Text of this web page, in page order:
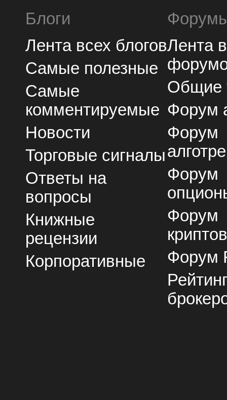
Блоги
Лента всех блогов
Самые полезные
Самые
комментируемые
Новости
Торговые сигналы
Ответы на
вопросы
Книжные
рецензии
Корпоративные
Лента
Общие
Форум
Форум
Форум
Форум
Форум